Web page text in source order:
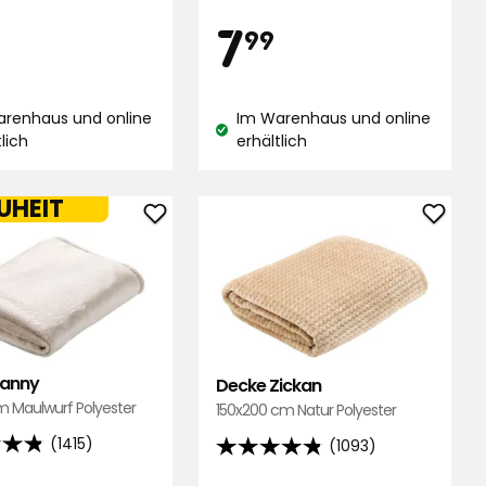
und online
5
Sternen,
auf
1415
Preis
7997,99
€
Lagerbestand:
Im Warenhaus und online
erhältlich
Maulwurf Polyester
(1415)
Decke
Favoriten
hinzufügen
Decke Zickan
150x200 cm Natur Polyester
(1093)
4.8
Decke